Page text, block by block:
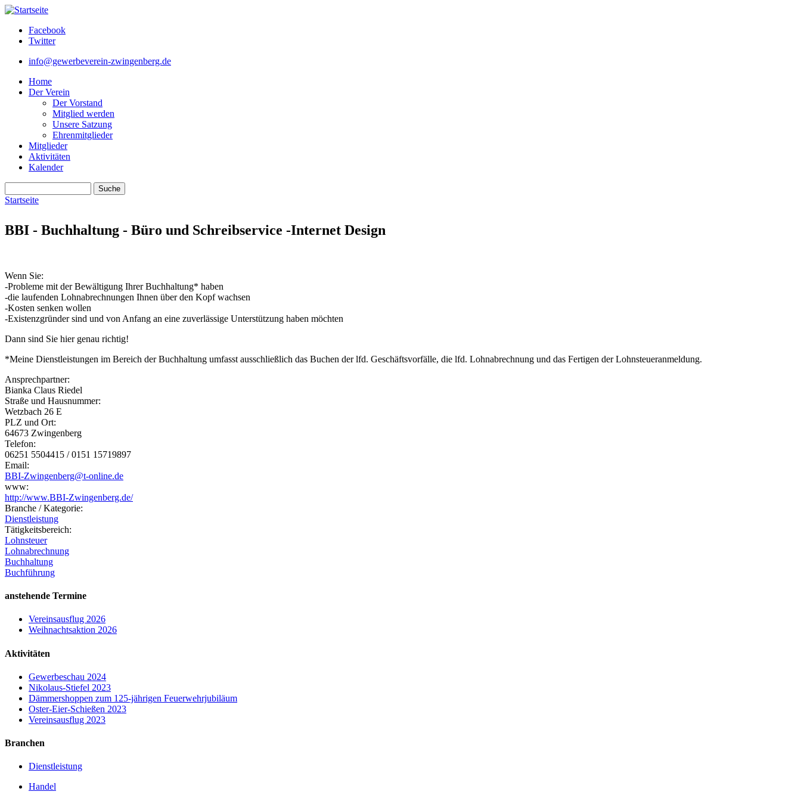
Direkt zum Inhalt
Facebook
Twitter
info@gewerbeverein-zwingenberg.de
Home
Der Verein
Der Vorstand
Mitglied werden
Unsere Satzung
Ehrenmitglieder
Mitglieder
Aktivitäten
Kalender
Suchformular
Startseite
BBI - Buchhaltung - Büro und Schreibservice -Internet Design
Wenn Sie:
-Probleme mit der Bewältigung Ihrer Buchhaltung* haben
-die laufenden Lohnabrechnungen Ihnen über den Kopf wachsen
-Kosten senken wollen
-Existenzgründer sind und von Anfang an eine zuverlässige Unterstützung haben möchten
Dann sind Sie hier genau richtig!
*Meine Dienstleistungen im Bereich der Buchhaltung umfasst ausschließlich das Buchen der lfd. Geschäftsvorfälle, die lfd. Lohnabrechnung und das Fertigen der Lohnsteueranmeldung.
Ansprechpartner:
Bianka Claus Riedel
Straße und Hausnummer:
Wetzbach 26 E
PLZ und Ort:
64673 Zwingenberg
Telefon:
06251 5504415 / 0151 15719897
Email:
BBI-Zwingenberg@t-online.de
www:
http://www.BBI-Zwingenberg.de/
Branche / Kategorie:
Dienstleistung
Tätigkeitsbereich:
Lohnsteuer
Lohnabrechnung
Buchhaltung
Buchführung
anstehende Termine
Vereinsausflug 2026
Weihnachtsaktion 2026
Aktivitäten
Gewerbeschau 2024
Nikolaus-Stiefel 2023
Dämmershoppen zum 125-jährigen Feuerwehrjubiläum
Oster-Eier-Schießen 2023
Vereinsausflug 2023
Branchen
Dienstleistung
Handel